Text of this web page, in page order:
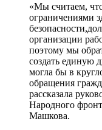
«Мы считаем,
ограничениями
организации
поэтому мы
создать единую
могла бы в
обращения
рассказала
Народного
Машкова.